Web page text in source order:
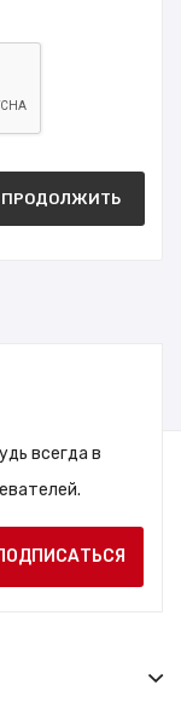
ПРОДОЛЖИТЬ
всегда в